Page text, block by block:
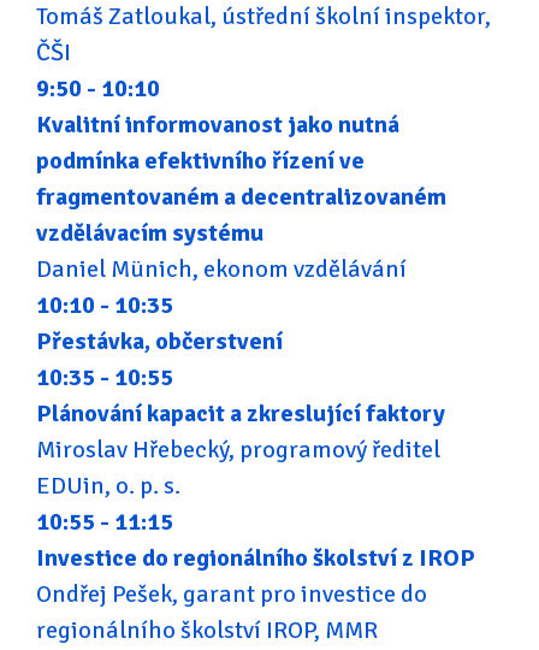
Tomáš Zatloukal, ústřední školní inspektor,
ČŠI
9:50 - 10:10
Kvalitní informovanost jako nutná
podmínka efektivního řízení ve
fragmentovaném a decentralizovaném
vzdělávacím systému
Daniel Münich, ekonom vzdělávání
10:10 - 10:35
Přestávka, občerstvení
10:35 - 10:55
Plánování kapacit a zkreslující faktory
Miroslav Hřebecký, programový ředitel
EDUin, o. p. s.
10:55 - 11:15
Investice do regionálního školství z IROP
Ondřej Pešek, garant pro investice do
regionálního školství IROP, MMR